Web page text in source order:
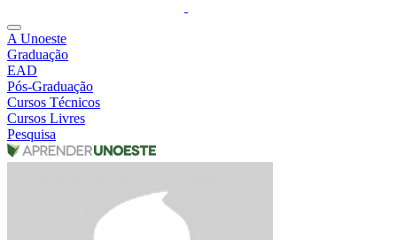
A Unoeste
Graduação
EAD
Pós-Graduação
Cursos Técnicos
Cursos Livres
Pesquisa